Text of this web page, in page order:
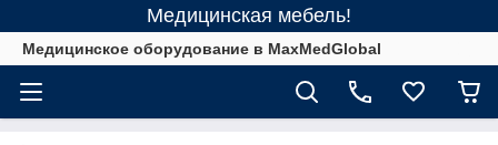
Медицинская мебель!
Медицинское оборудование в MaxMedGlobal